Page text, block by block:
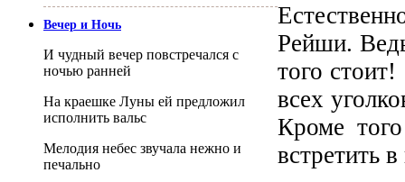
Рейши.
того
всех
Кроме
встретить
Вечер и Ночь
И чудный вечер повстречался с
ночью ранней
На краешке Луны ей предложил
исполнить вальс
Мелодия небес звучала нежно и
печально